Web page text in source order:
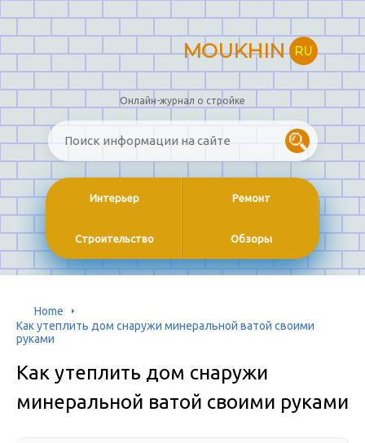
MOUKHIN RU
Онлайн-журнал о стройке
Интерьер Ремонт
Строительство Обзоры
Home
Как утеплить дом снаружи минеральной ватой своими
руками
Как утеплить дом снаружи
минеральной ватой своими руками